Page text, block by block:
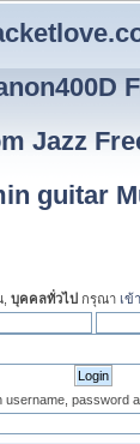
Jazz
guitar
บุคคลทั่วไป กรุณา เข้
username, password